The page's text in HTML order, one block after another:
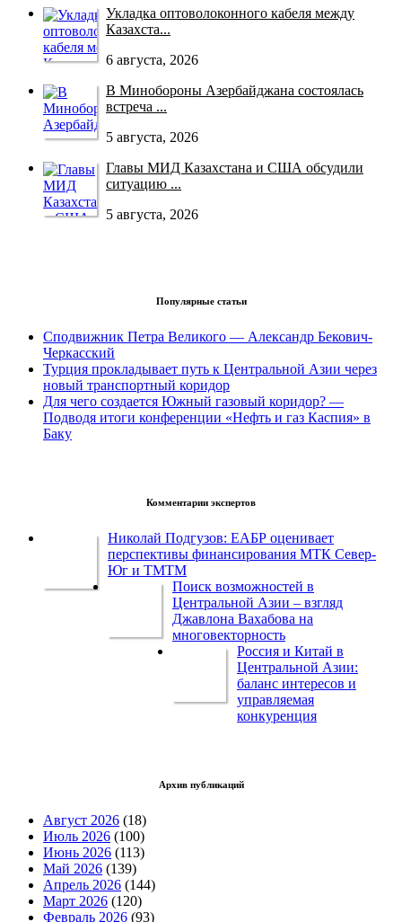
Укладка оптоволоконного кабеля между
Казахста...
6 августа, 2026
В Минобороны Азербайджана состоялась
встреча ...
5 августа, 2026
Главы МИД Казахстана и США обсудили
ситуацию ...
5 августа, 2026
Популярные статьи
Сподвижник Петра Великого — Александр Бекович-
Черкасский
Турция прокладывает путь к Центральной Азии через
новый транспортный коридор
Для чего создается Южный газовый коридор? —
Подводя итоги конференции «Нефть и газ Каспия» в
Баку
Комментарии экспертов
Николай Подгузов: ЕАБР оценивает
перспективы финансирования МТК Север-
Юг и ТМТМ
Поиск возможностей в
Центральной Азии – взгляд
Джавлона Вахабова на
многовекторность
Россия и Китай в
Центральной Азии:
баланс интересов и
управляемая
конкуренция
Архив публикаций
Август 2026 (18)
Июль 2026 (100)
Июнь 2026 (113)
Май 2026 (139)
Апрель 2026 (144)
Март 2026 (120)
Февраль 2026 (93)